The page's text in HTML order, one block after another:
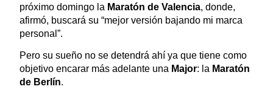
próximo domingo la Maratón de Valencia, donde,
afirmó, buscará su “mejor versión bajando mi marca
personal”.
Pero su sueño no se detendrá ahí ya que tiene como
objetivo encarar más adelante una Major: la Maratón
de Berlín.